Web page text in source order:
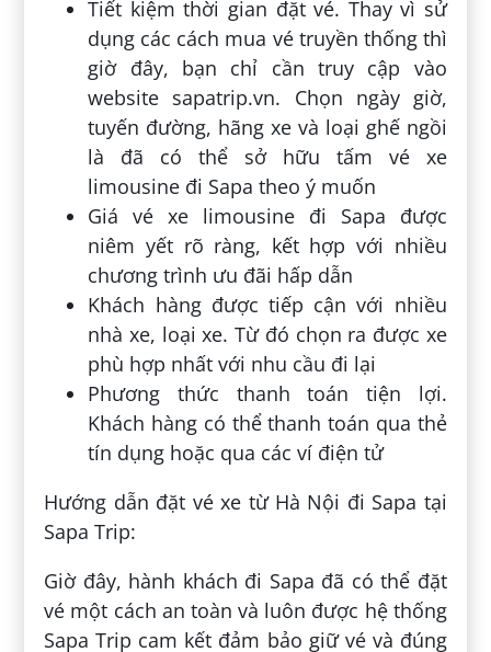
Tiết kiệm thời gian đặt vé. Thay vì sử
dụng các cách mua vé truyền thống thì
giờ đây, bạn chỉ cần truy cập vào
website sapatrip.vn. Chọn ngày giờ,
tuyến đường, hãng xe và loại ghế ngồi
là đã có thể sở hữu tấm vé xe
limousine đi Sapa theo ý muốn
Giá vé xe limousine đi Sapa được
niêm yết rõ ràng, kết hợp với nhiều
chương trình ưu đãi hấp dẫn
Khách hàng được tiếp cận với nhiều
nhà xe, loại xe. Từ đó chọn ra được xe
phù hợp nhất với nhu cầu đi lại
Phương thức thanh toán tiện lợi.
Khách hàng có thể thanh toán qua thẻ
tín dụng hoặc qua các ví điện tử
Hướng dẫn đặt vé xe từ Hà Nội đi Sapa tại
Sapa Trip:
Giờ đây, hành khách đi Sapa đã có thể đặt
vé một cách an toàn và luôn được hệ thống
Sapa Trip cam kết đảm bảo giữ vé và đúng